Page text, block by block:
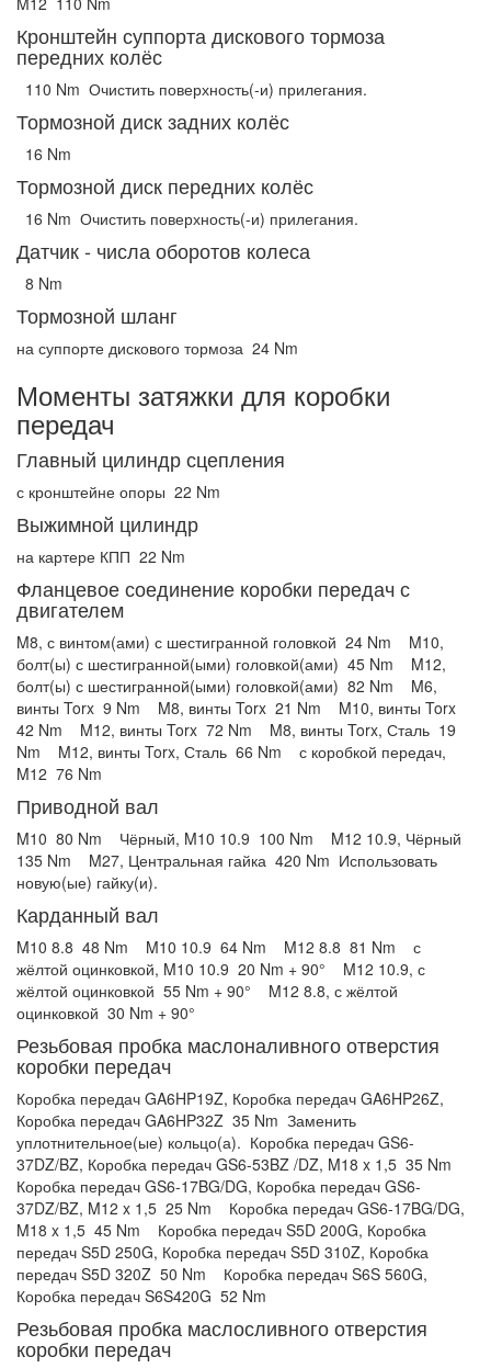
Кронштейн суппорта дискового тормоза
передних колёс
110 Nm Очистить поверхность(-и) прилегания.
Тормозной диск задних колёс
16 Nm
Тормозной диск передних колёс
16 Nm Очистить поверхность(-и) прилегания.
Датчик - числа оборотов колеса
8 Nm
Тормозной шланг
на суппорте дискового тормоза 24 Nm
Моменты затяжки для коробки
передач
Главный цилиндр сцепления
с кронштейне опоры 22 Nm
Выжимной цилиндр
на картере КПП 22 Nm
Фланцевое соединение коробки передач с
двигателем
M8, с винтом(ами) с шестигранной головкой 24 Nm
M10,
болт(ы) с шестигранной(ыми) головкой(ами) 45 Nm
M12,
болт(ы) с шестигранной(ыми) головкой(ами) 82 Nm
M6,
винты Torx 9 Nm M8, винты Torx 21 Nm
M10, винты Torx
42 Nm
M12, винты Torx 72 Nm M8, винты Torx, Сталь 19
Nm
M12, винты Torx, Сталь 66 Nm
с коробкой передач,
M12 76 Nm
Приводной вал
M10 80 Nm Чёрный, M10 10.9 100 Nm
M12 10.9, Чёрный
135 Nm
M27, Центральная гайка 420 Nm Использовать
новую(ые) гайку(и).
Карданный вал
M10 8.8 48 Nm M10 10.9 64 Nm M12 8.8 81 Nm
с
жёлтой оцинковкой, M10 10.9 20 Nm + 90°
M12 10.9, с
жёлтой оцинковкой 55 Nm + 90°
M12 8.8, с жёлтой
оцинковкой 30 Nm + 90°
Резьбовая пробка маслоналивного отверстия
коробки передач
Коробка передач GA6HP19Z, Коробка передач GA6HP26Z,
Коробка передач GA6HP32Z 35 Nm Заменить
уплотнительное(ые) кольцо(а). Коробка передач GS6-
37DZ/BZ, Коробка передач GS6-53BZ /DZ, M18 x 1,5 35 Nm
Коробка передач GS6-17BG/DG, Коробка передач GS6-
37DZ/BZ, M12 x 1,5 25 Nm
Коробка передач GS6-17BG/DG,
M18 x 1,5 45 Nm
Коробка передач S5D 200G, Коробка
передач S5D 250G, Коробка передач S5D 310Z, Коробка
передач S5D 320Z 50 Nm
Коробка передач S6S 560G,
Коробка передач S6S420G 52 Nm
Резьбовая пробка маслосливного отверстия
коробки передач